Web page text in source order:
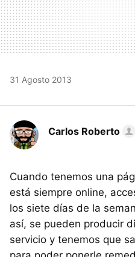
31 Agosto 2013
Carlos Roberto
Cuando tenemos una
está siempre online,
los siete días de la
así, se pueden producir
servicio y tenemos que